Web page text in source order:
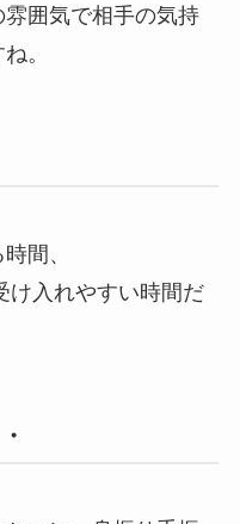
囲気で相手の気持
。
間、
け入れやすい時間だ